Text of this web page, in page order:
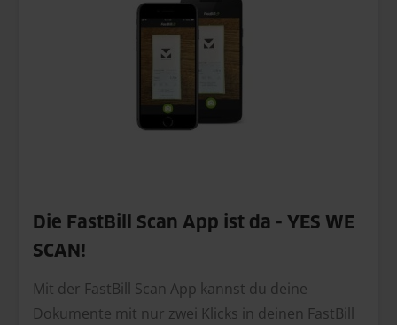
Die FastBill Scan App ist da - YES WE
SCAN!
Mit der FastBill Scan App kannst du deine
Dokumente mit nur zwei Klicks in deinen FastBill